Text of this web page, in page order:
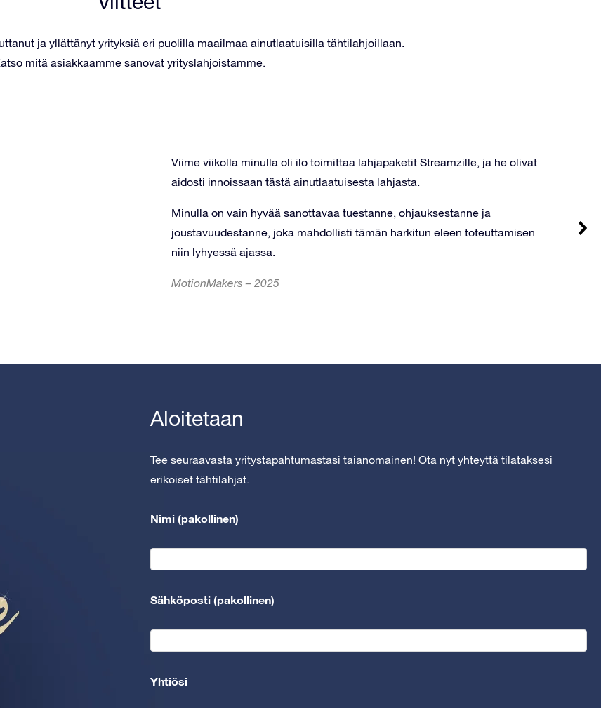
ja yllättänyt yrityksiä eri puolilla maailmaa ainutlaatuisilla tähtilahjoillaan.
mitä asiakkaamme sanovat yrityslahjoistamme.
Viime viikolla minulla oli ilo toimittaa lahjapaketit Streamzille, ja he olivat
aidosti innoissaan tästä ainutlaatuisesta lahjasta.
Minulla on vain hyvää sanottavaa tuestanne, ohjauksestanne ja
joustavuudestanne, joka mahdollisti tämän harkitun eleen toteuttamisen
niin lyhyessä ajassa.
MotionMakers – 2025
Aloitetaan
Tee seuraavasta yritystapahtumastasi taianomainen! Ota nyt yhteyttä tilataksesi
erikoiset tähtilahjat.
Nimi (pakollinen)
Sähköposti (pakollinen)
Yhtiösi